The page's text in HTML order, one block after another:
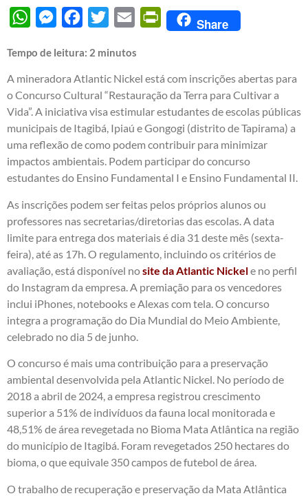
WhatsAppMessengerFacebook
Twitter Email PrintFriendly
Share
Tempo de leitura: 2 minutos
A mineradora Atlantic Nickel está com inscrições abertas para
o Concurso Cultural “Restauração da Terra para Cultivar a
Vida”. A iniciativa visa estimular estudantes de escolas públicas
municipais de Itagibá, Ipiaú e Gongogi (distrito de Tapirama) a
uma reflexão de como podem contribuir para minimizar
impactos ambientais. Podem participar do concurso
estudantes do Ensino Fundamental I e Ensino Fundamental II.
As inscrições podem ser feitas pelos próprios alunos ou
professores nas secretarias/diretorias das escolas. A data
limite para entrega dos materiais é dia 31 deste mês (sexta-
feira), até as 17h. O regulamento, incluindo os critérios de
avaliação, está disponível nosite da Atlantic Nickele no perfil
do Instagram da empresa. A premiação para os vencedores
inclui iPhones, notebooks e Alexas com tela. O concurso
integra a programação do Dia Mundial do Meio Ambiente,
celebrado no dia 5 de junho.
O concurso é mais uma contribuição para a preservação
ambiental desenvolvida pela Atlantic Nickel. No período de
2018 a abril de 2024, a empresa registrou crescimento
superior a 51% de indivíduos da fauna local monitorada e
48,51% de área revegetada no Bioma Mata Atlântica na região
do município de Itagibá. Foram revegetados 250 hectares do
bioma, o que equivale 350 campos de futebol de área.
O trabalho de recuperação e preservação da Mata Atlântica